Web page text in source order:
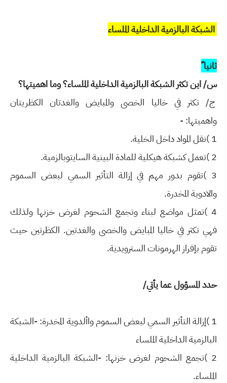
الشبكة البالزمية الداخلية الملساء
ثانيا ً
س/ اين تكثر الشبكة البالزمية الداخلية الملساء؟ وما اهميتها؟
ج/ تكثر في خاليا الخصى والمبايض والغدتان الكظريتان
واهميتها: -
1 )نقل المواد داخل الخلية.
2 )تعمل كشبكة هيكلية للمادة البينية السايتوبالزمية.
3 )تقوم بدور مهم في إزالة التأثير السمي لبعض السموم
والادوية المخدرة.
4 )تمثل مواضع لبناء وتجمع الشحوم لغرض خزنها ولذلك
فهي تكثر في خاليا المبايض والخصىوالغدتين. الكظرتين حيث
تقوم بإفراز الهرمونات السترويدية.
حدد المسؤول عما يأتي/
1 )إزالة التأثير السمي لبعض السموم واألدوية المخدرة: -الشبكة
البالزمية الداخلية الملساء
2 )تجمع الشحوم لغرض خزنها: -الشبكة البالزمية الداخلية
الملساء.